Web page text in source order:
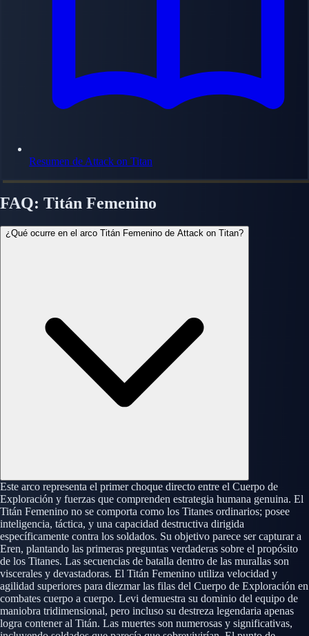
Resumen de Attack on Titan
FAQ: Titán Femenino
¿Qué ocurre en el arco Titán Femenino de Attack on Titan?
Este arco representa el primer choque directo entre el Cuerpo de
Exploración y fuerzas que comprenden estrategia humana genuina. El
Titán Femenino no se comporta como los Titanes ordinarios; posee
inteligencia, táctica, y una capacidad destructiva dirigida
específicamente contra los soldados. Su objetivo parece ser capturar a
Eren, plantando las primeras preguntas verdaderas sobre el propósito
de los Titanes. Las secuencias de batalla dentro de las murallas son
viscerales y devastadoras. El Titán Femenino utiliza velocidad y
agilidad superiores para diezmar las filas del Cuerpo de Exploración en
combates cuerpo a cuerpo. Levi demuestra su dominio del equipo de
maniobra tridimensional, pero incluso su destreza legendaria apenas
logra contener al Titán. Las muertes son numerosas y significativas,